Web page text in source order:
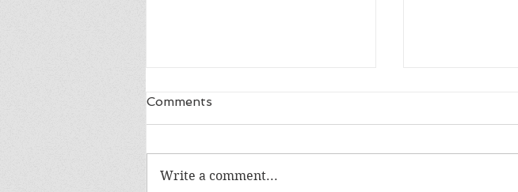
Comments
Write a comment...